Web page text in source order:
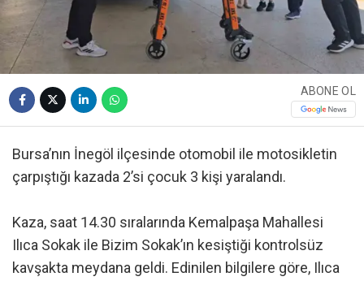
ABONE OL
Bursa’nın İnegöl ilçesinde otomobil ile motosikletin
çarpıştığı kazada 2’si çocuk 3 kişi yaralandı.
Kaza, saat 14.30 sıralarında Kemalpaşa Mahallesi
Ilıca Sokak ile Bizim Sokak’ın kesiştiği kontrolsüz
kavşakta meydana geldi. Edinilen bilgilere göre, Ilıca